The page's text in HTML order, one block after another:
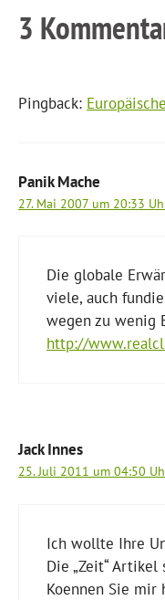
3
Pingback:
Panik Mache
27. Mai 2007 um 20:33
Die globale
viele, auch
wegen zu wenig
http://
Jack Innes
25. Juli 2011 um 04:50
Ich wollte Ihre
Die „Zeit“
Koennen Sie mir